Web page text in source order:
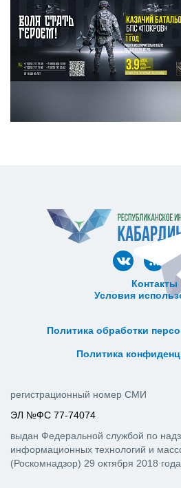
Контакты
Условия
Политика обработки
Политика
регистрационный номер СМИ
ЭЛ №ФС 77-74074
выдан Федеральной службой по
информационных технологий и
(Роскомнадзор) 29 октября 2018 года